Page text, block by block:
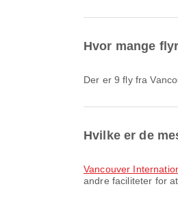
Hvor mange
Der er 9 fly fra
Hvilke er de
Vancouver
andre faciliteter for